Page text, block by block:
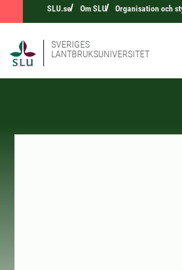
SLU.se Om SLU Organisation och
SVERIGES
LANTBRUKSUNIVERSITET